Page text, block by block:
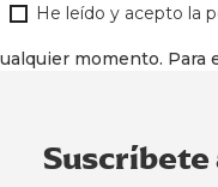
He leído y acepto la
momento.